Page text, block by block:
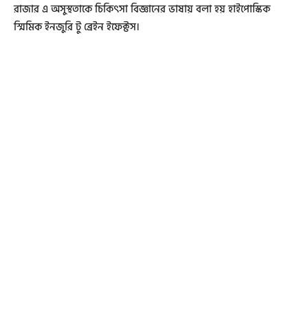
রাজার এ অসুস্থতাকে চিকিৎসা বিজ্ঞানের ভাষায় বলা হয় হাইপোস্কিক
স্মিমিক ইনজুরি টু ব্রেইন ইফেক্টস।